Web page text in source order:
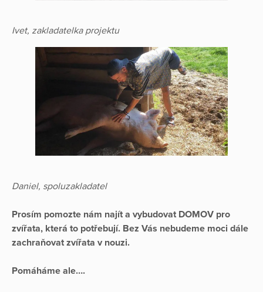
Ivet, zakladatelka projektu
Daniel, spoluzakladatel
Prosím pomozte nám najít a vybudovat DOMOV pro
zvířata, která to potřebují. Bez Vás nebudeme moci dále
zachraňovat zvířata v nouzi.
Pomáháme ale….